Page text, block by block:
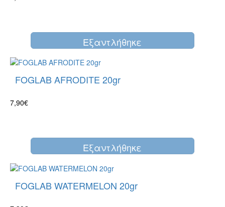
Eξαντλήθηκε
FOGLAB AFRODITE 20gr
7,90€
Eξαντλήθηκε
FOGLAB WATERMELON 20gr